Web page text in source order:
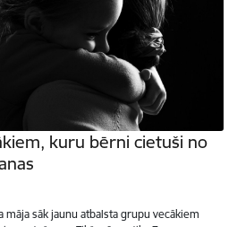
kuru bērni cietuši no
sāk jaunu atbalsta grupu vecākiem